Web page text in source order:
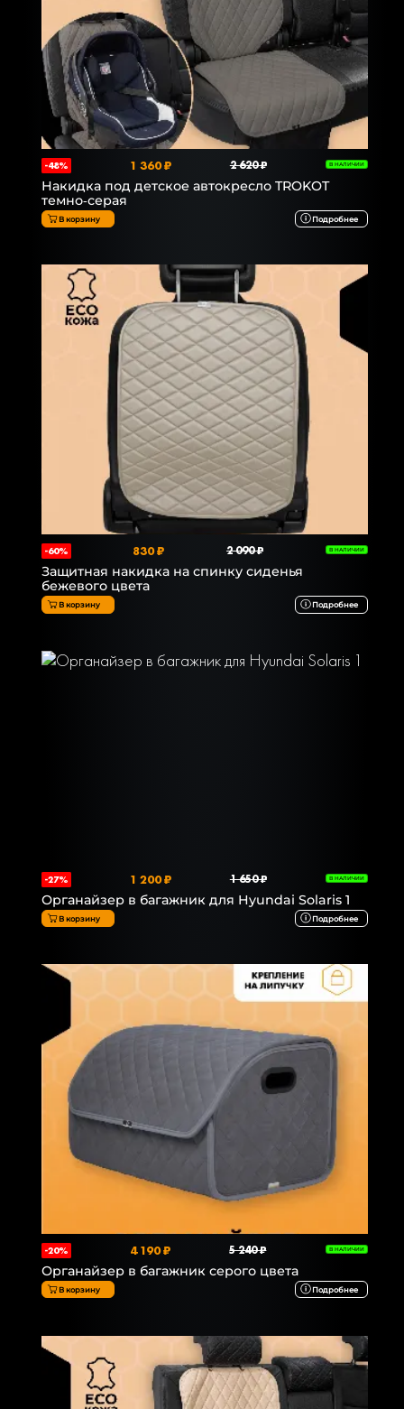
-48% 1 360 ₽ 2 620 ₽ В НАЛИЧИИ
Накидка под детское автокресло TROKOT
темно-серая
В корзину Подробнее
-60% 830 ₽ 2 090 ₽ В НАЛИЧИИ
Защитная накидка на спинку сиденья
бежевого цвета
В корзину Подробнее
-27% 1 200 ₽ 1 650 ₽ В НАЛИЧИИ
Органайзер в багажник для Hyundai Solaris 1
В корзину Подробнее
-20% 4 190 ₽ 5 240 ₽ В НАЛИЧИИ
Органайзер в багажник серого цвета
В корзину Подробнее